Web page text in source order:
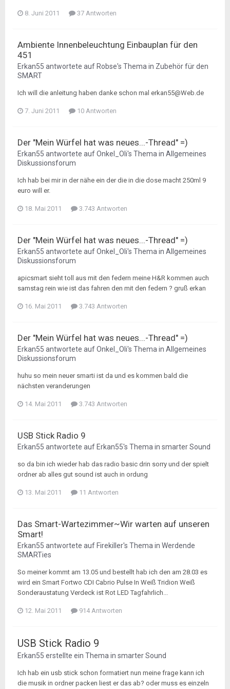
8. Juni 2011 37 Antworten
Ambiente Innenbeleuchtung Einbauplan für den
451
Erkan55 antwortete auf Robse's Thema in Zubehör für den
SMART
Ich will die anleitung haben danke schon mal erkan55@Web.de
7. Juni 2011 10 Antworten
Der "Mein Würfel hat was neues...-Thread" =)
Erkan55 antwortete aufOnkel_Oli's Thema in Allgemeines
Diskussionsforum
Ich hab bei mir in der nähe ein der die in die dose macht 250ml 9
euro will er.
18. Mai 2011 3.743 Antworten
Der "Mein Würfel hat was neues...-Thread" =)
Erkan55 antwortete aufOnkel_Oli's Thema in Allgemeines
Diskussionsforum
apicsmart sieht toll aus mit den federn meine H&R kommen auch
samstag rein wie ist das fahren den mit den federn ? gruß erkan
16. Mai 2011 3.743 Antworten
Der "Mein Würfel hat was neues...-Thread" =)
Erkan55 antwortete aufOnkel_Oli's Thema in Allgemeines
Diskussionsforum
huhu so mein neuer smarti ist da und es kommen bald die
nächsten veranderungen
14. Mai 2011 3.743 Antworten
USB Stick Radio 9
Erkan55 antwortete auf Erkan55's Thema in smarter Sound
so da bin ich wieder hab das radio basic drin sorry und der spielt
ordner ab alles gut sound ist auch in ordung
13. Mai 2011 11 Antworten
Das Smart-Wartezimmer~Wir warten auf unseren
Smart!
Erkan55 antwortete auf Firekiller's Thema in Werdende
SMARTies
So meiner kommt am 13.05 und bestellt hab ich den am 28.03 es
wird ein Smart Fortwo CDI Cabrio Pulse In Weiß Tridion Weiß
Sonderaustatung Verdeck ist Rot LED Tagfahrlich...
12. Mai 2011 914 Antworten
USB Stick Radio 9
Erkan55 erstellte ein Thema in smarter Sound
Ich hab ein usb stick schon formatiert nun meine frage kann ich
die musik in ordner packen liest er das ab? oder muss es einzeln